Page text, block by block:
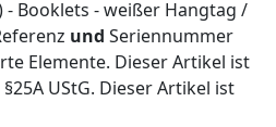
- Booklets - weißer Hangtag /
und Seriennummer
Elemente. Dieser Artikel ist
UStG. Dieser Artikel ist